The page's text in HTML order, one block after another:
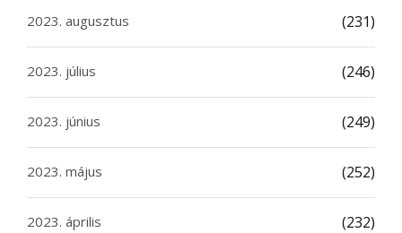
2023. augusztus (231)
2023. július (246)
2023. június (249)
2023. május (252)
2023. április (232)